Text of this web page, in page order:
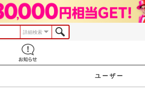
詳細検索
ユーザー